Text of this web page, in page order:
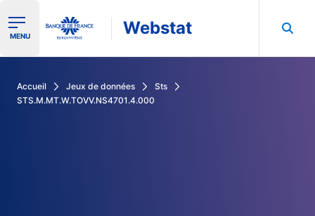
Ouvrir le menu de navigation
MENU Webstat
Accueil Jeux de données
Sts
STS.M.MT.W.TOVV.NS4701.4.000